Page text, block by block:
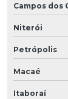
Campos dos
Niterói
Petrópolis
Macaé
Itaboraí